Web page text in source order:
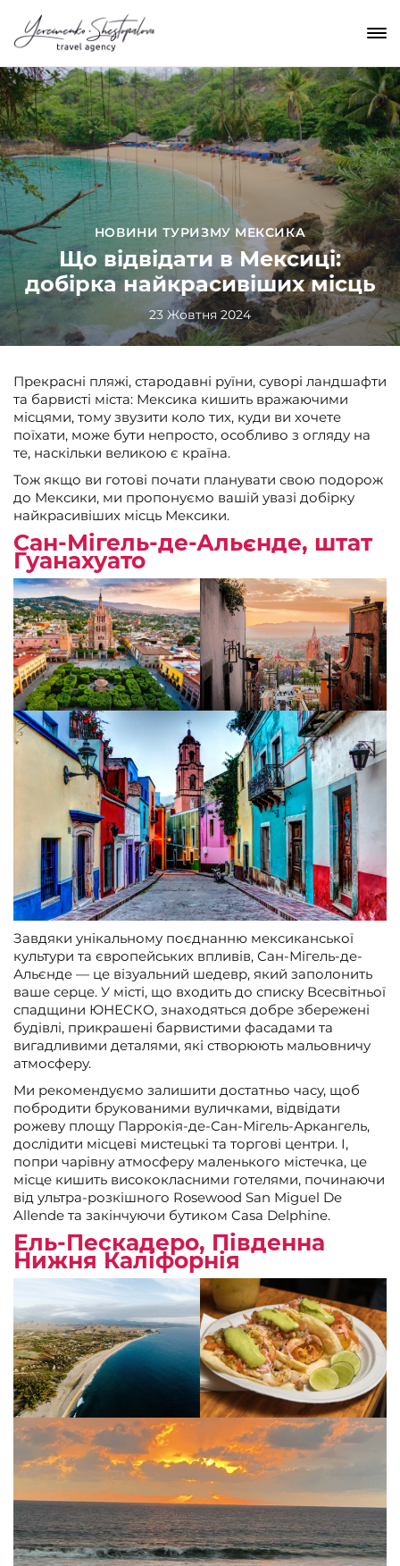
НОВИНИ ТУРИЗМУ МЕКСИКА
Що відвідати в Мексиці:
добірка найкрасивіших місць
23 Жовтня 2024
Прекрасні пляжі, стародавні руїни, суворі ландшафти
та барвисті міста: Мексика кишить вражаючими
місцями, тому звузити коло тих, куди ви хочете
поїхати, може бути непросто, особливо з огляду на
те, наскільки великою є країна.
Тож якщо ви готові почати планувати свою подорож
до Мексики, ми пропонуємо вашій увазі добірку
найкрасивіших місць Мексики.
Сан-Мігель-де-Альєнде, штат
Гуанахуато
Завдяки унікальному поєднанню мексиканської
культури та європейських впливів, Сан-Мігель-де-
Альєнде — це візуальний шедевр, який заполонить
ваше серце. У місті, що входить до списку Всесвітньої
спадщини ЮНЕСКО, знаходяться добре збережені
будівлі, прикрашені барвистими фасадами та
вигадливими деталями, які створюють мальовничу
атмосферу.
Ми рекомендуємо залишити достатньо часу, щоб
побродити брукованими вуличками, відвідати
рожеву площу Паррокія-де-Сан-Мігель-Аркангель,
дослідити місцеві мистецькі та торгові центри. І,
попри чарівну атмосферу маленького містечка, це
місце кишить висококласними готелями, починаючи
від ультра-розкішного Rosewood San Miguel De
Allende та закінчуючи бутиком Casa Delphine.
Ель-Пескадеро, Південна
Нижня Каліфорнія